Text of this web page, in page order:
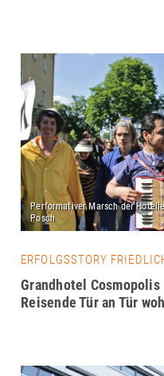
ERFOLGSSTORY
Grandhotel
Reisende Tür an Tür